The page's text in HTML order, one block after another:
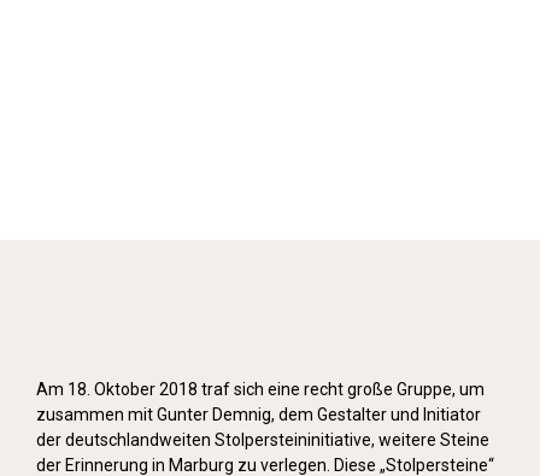
Am 18. Oktober 2018 traf sich eine recht große Gruppe, um
zusammen mit Gunter Demnig, dem Gestalter und Initiator
der deutschlandweiten Stolpersteininitiative, weitere Steine
der Erinnerung in Marburg zu verlegen. Diese „Stolpersteine“